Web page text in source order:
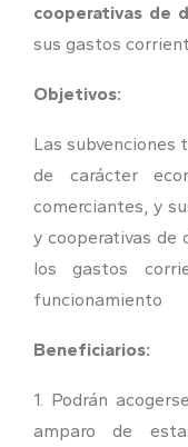
cooperativas de
sus gastos
Objetivos:
Las subvenciones
de carácter
comerciantes, y
y cooperativas de
los gastos
funcionamiento
Beneficiarios:
1. Podrán
amparo de